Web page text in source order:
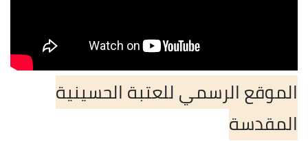
الموقع الرسمي للعتبة الحسينية
المقدسة